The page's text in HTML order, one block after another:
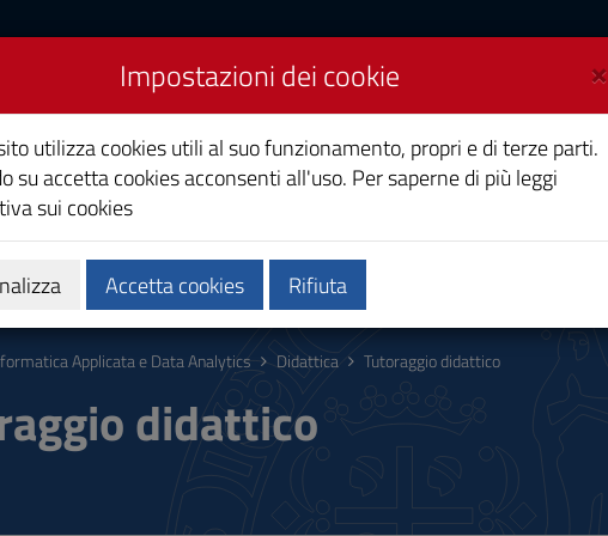
e Data Analytics
Calendari e orari Qualità e miglioramento
Applicata e Data Analytics Didattica Tutoraggio didattico
didattico
×
Impostazioni dei cookie
utilizza cookies utili al suo funzionamento, propri e di terze parti.
su accetta cookies acconsenti all'uso. Per saperne di più leggi
sui cookies
Accetta cookies Rifiuta